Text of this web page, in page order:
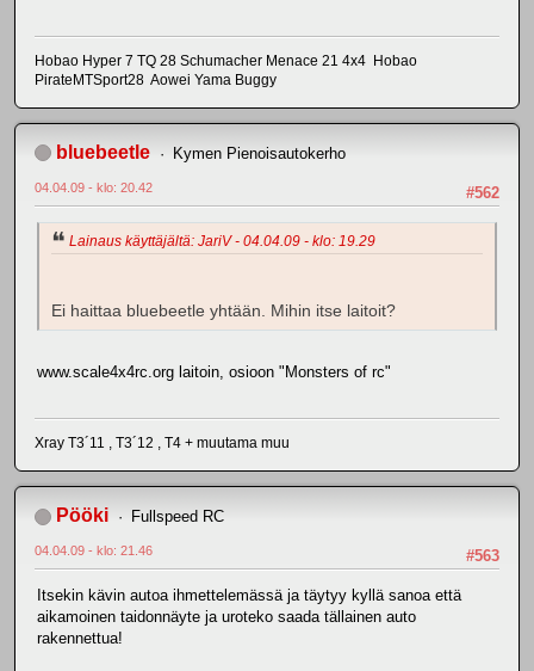
Hobao Hyper 7 TQ 28 Schumacher Menace 21 4x4 Hobao
PirateMTSport28 Aowei Yama Buggy
bluebeetle Kymen Pienoisautokerho
#562
04.04.09 - klo: 20.42
Lainaus käyttäjältä: JariV - 04.04.09 - klo: 19.29
Ei haittaa bluebeetle yhtään. Mihin itse laitoit?
www.scale4x4rc.org laitoin, osioon "Monsters of rc"
Xray T3´11 , T3´12 , T4 + muutama muu
Pööki Fullspeed RC
#563
04.04.09 - klo: 21.46
Itsekin kävin autoa ihmettelemässä ja täytyy kyllä sanoa että
aikamoinen taidonnäyte ja uroteko saada tällainen auto
rakennettua!